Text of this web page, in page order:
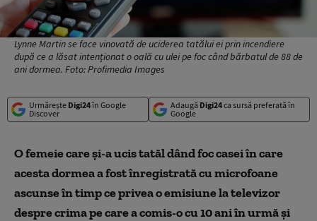
Lynne Martin se face vinovată de uciderea tatălui ei prin incendiere
după ce a lăsat intenționat o oală cu ulei pe foc când bărbatul de 88 de
ani dormea. Foto: Profimedia Images
Urmărește Digi24în Google
Discover
Adaugă Digi24ca sursă preferată în
Google
O femeie care și-a ucis tatăl dând foc casei în care
acesta dormea a fost înregistrată cu microfoane
ascunse în timp ce privea o emisiune la televizor
despre crima pe care a comis-o cu 10 ani în urmă și